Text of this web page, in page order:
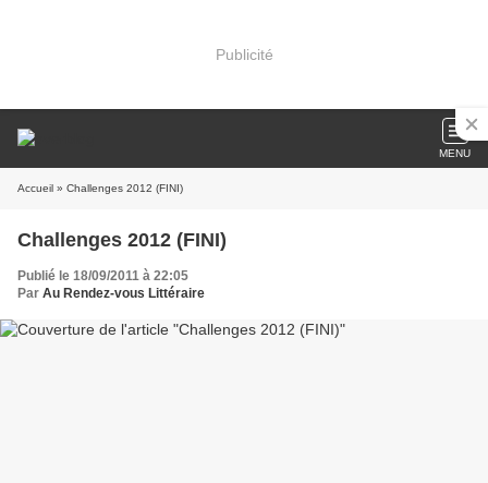
Publicité
MENU
Accueil » Challenges 2012 (FINI)
Challenges 2012 (FINI)
Publié le 18/09/2011 à 22:05
Par Au Rendez-vous Littéraire